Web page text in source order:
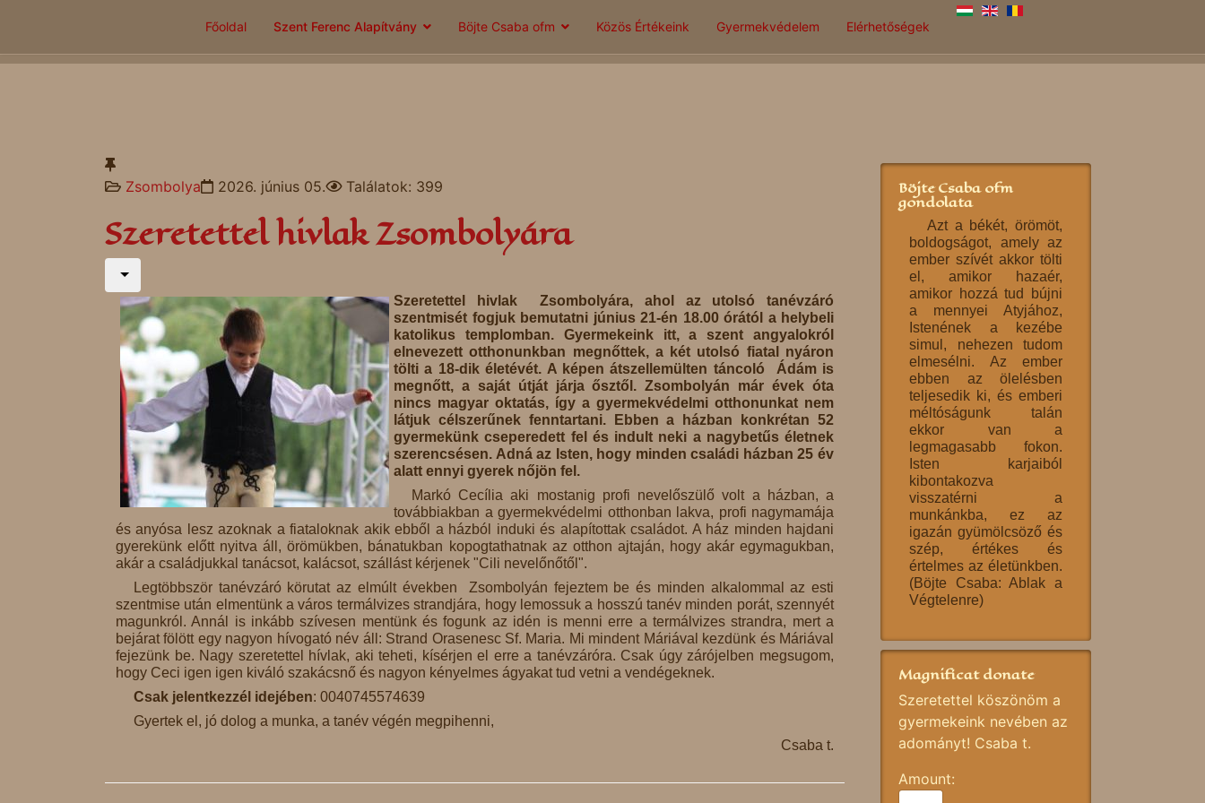
Főoldal Szent Ferenc Alapítvány Böjte Csaba ofm Közös Értékeink Gyermekvédelem Elérhetőségek
Zsombolya 2026. június 05. Találatok: 399
Szeretettel hivlak Zsombolyára
Szeretettel hivlak Zsombolyára, ahol az utolsó tanévzáró
szentmisét fogjuk bemutatni június 21-én 18.00 órától a helybeli
katolikus templomban. Gyermekeink itt, a szent angyalokról
elnevezett otthonunkban megnőttek, a két utolsó fiatal nyáron
tölti a 18-dik életévét. A képen átszellemülten táncoló Ádám is
megnőtt, a saját útját járja ősztől. Zsombolyán már évek óta
nincs magyar oktatás, így a gyermekvédelmi otthonunkat nem
látjuk célszerűnek fenntartani. Ebben a házban konkrétan 52
gyermekünk cseperedett fel és indult neki a nagybetűs életnek
szerencsésen. Adná az Isten, hogy minden családi házban 25 év
alatt ennyi gyerek nőjön fel.
Markó Cecília aki mostanig profi nevelőszülő volt a házban, a
továbbiakban a gyermekvédelmi otthonban lakva, profi nagymamája
és anyósa lesz azoknak a fiataloknak akik ebből a házból induki és alapítottak családot. A ház minden hajdani
gyerekünk előtt nyitva áll, örömükben, bánatukban kopogtathatnak az otthon ajtaján, hogy akár egymagukban,
akár a családjukkal tanácsot, kalácsot, szállást kérjenek "Cili nevelőnőtől".
Legtöbbször tanévzáró körutat az elmúlt években Zsombolyán fejeztem be és minden alkalommal az esti
szentmise után elmentünk a város termálvizes strandjára, hogy lemossuk a hosszú tanév minden porát, szennyét
magunkról. Annál is inkább szívesen mentünk és fogunk az idén is menni erre a termálvizes strandra, mert a
bejárat fölött egy nagyon hívogató név áll: Strand Orasenesc Sf. Maria. Mi mindent Máriával kezdünk és Máriával
fejezünk be. Nagy szeretettel hívlak, aki teheti, kísérjen el erre a tanévzáróra. Csak úgy zárójelben megsugom,
hogy Ceci igen igen kiváló szakácsnő és nagyon kényelmes ágyakat tud vetni a vendégeknek.
Csak jelentkezzél idejében: 0040745574639
Gyertek el, jó dolog a munka, a tanév végén megpihenni,
Csaba t.
Böjte Csaba ofm
gondolata
Azt a békét, örömöt,
boldogságot, amely az
ember szívét akkor tölti
el, amikor hazaér,
amikor hozzá tud bújni
a mennyei Atyjához,
Istenének a kezébe
simul, nehezen tudom
elmesélni. Az ember
ebben az ölelésben
teljesedik ki, és emberi
méltóságunk talán
ekkor van a
legmagasabb fokon.
Isten karjaiból
kibontakozva
visszatérni a
munkánkba, ez az
igazán gyümölcsöző és
szép, értékes és
értelmes az életünkben.
(Böjte Csaba: Ablak a
Végtelenre)
Magnificat donate
Szeretettel köszönöm a
gyermekeink nevében az
adományt! Csaba t.
Amount: